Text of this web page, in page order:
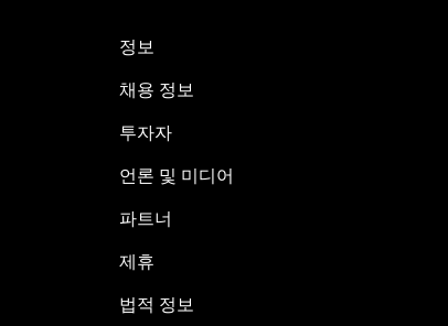
정보
채용 정보
투자자
언론 및 미디어
파트너
제휴
법적 정보